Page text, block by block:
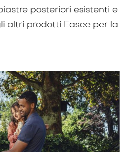
posteriori esistenti e
altri prodotti Easee per la